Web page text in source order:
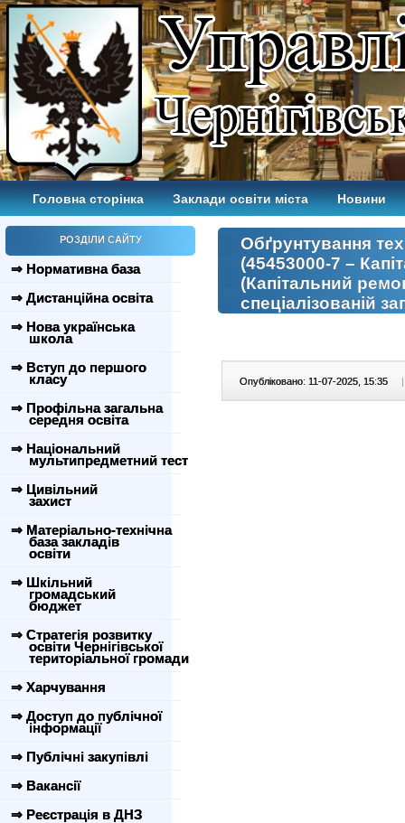
Головна сторінка Заклади освіти міста Новини
РОЗДІЛИ САЙТУ
⇒ Нормативна база
⇒ Дистанційна освіта
⇒ Нова українська
школа
⇒ Вступ до першого
класу
⇒ Профільна загальна
середня освіта
⇒ Національний
мультипредметний тест
⇒ Цивільний
захист
⇒ Матеріально-технічна
база закладів
освіти
⇒ Шкільний
громадський
бюджет
⇒ Стратегія розвитку
освіти Чернігівської
територіальної громади
⇒ Харчування
⇒ Доступ до публічної
інформації
⇒ Публічні закупівлі
⇒ Вакансії
⇒ Реєстрація в ДНЗ
Обґрунтування
(45453000-7 –
(Капітальний
спеціалізованій
Опубліковано: 11-07-2025, 15:35 |